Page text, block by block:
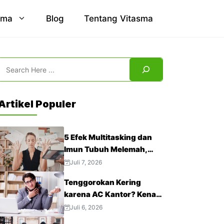
Blog Tentang Vitasma
Populer
5 Efek Multitasking dan
Imun Tubuh Melemah,
Jangan Abaikan!
Juli 7, 2026
Tenggorokan Kering
karena AC Kantor? Kenali
4 Cara Mengatasinya
Juli 6, 2026